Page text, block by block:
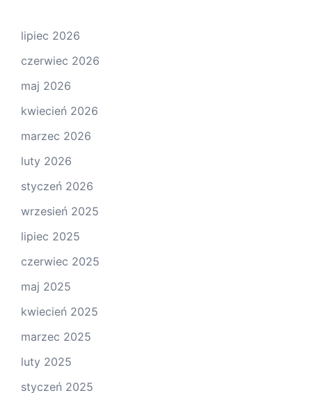
lipiec 2026
czerwiec 2026
maj 2026
kwiecień 2026
marzec 2026
luty 2026
styczeń 2026
wrzesień 2025
lipiec 2025
czerwiec 2025
maj 2025
kwiecień 2025
marzec 2025
luty 2025
styczeń 2025